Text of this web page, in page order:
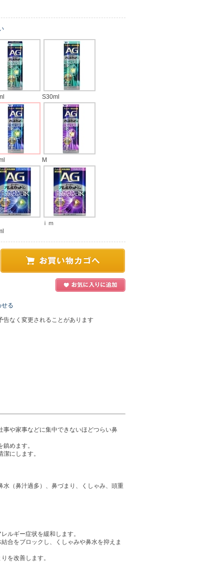
S30ml
M
ｉｍ
る
なく変更されることがあります
や家事などに集中できないほどつらい鼻
めます。
にします。
（鼻汁過多）、鼻づまり、くしゃみ、頭重
ルギー症状を緩和します。
合をブロックし、くしゃみや鼻水を抑えま
を改善します。